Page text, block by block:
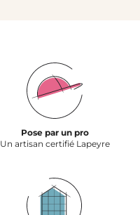
Pose par un pro
Un artisan certifié Lapeyre